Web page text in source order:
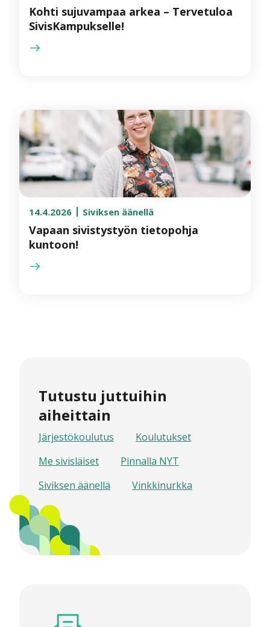
Kohti sujuvampaa arkea – Tervetuloa
SivisKampukselle!
14.4.2026 Siviksen äänellä
Vapaan sivistystyön tietopohja
kuntoon!
Tutustu juttuihin
aiheittain
Järjestökoulutus
Koulutukset
Me sivisläiset
Pinnalla NYT
Siviksen äänellä
Vinkkinurkka